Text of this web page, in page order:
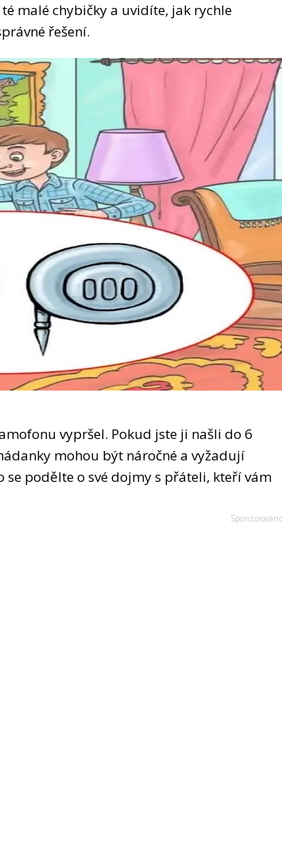
malé chybičky a uvidíte, jak rychle
řešení.
vypršel. Pokud jste ji našli do 6
mohou být náročné a vyžadují
podělte o své dojmy s přáteli, kteří vám